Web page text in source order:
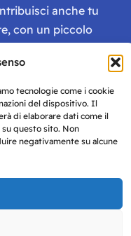
tecnologie come i cookie
del dispositivo. Il
di elaborare dati come il
questo sito. Non
negativamente su alcune
anche tu
con un piccolo
e magazine gratis
il tribunale di